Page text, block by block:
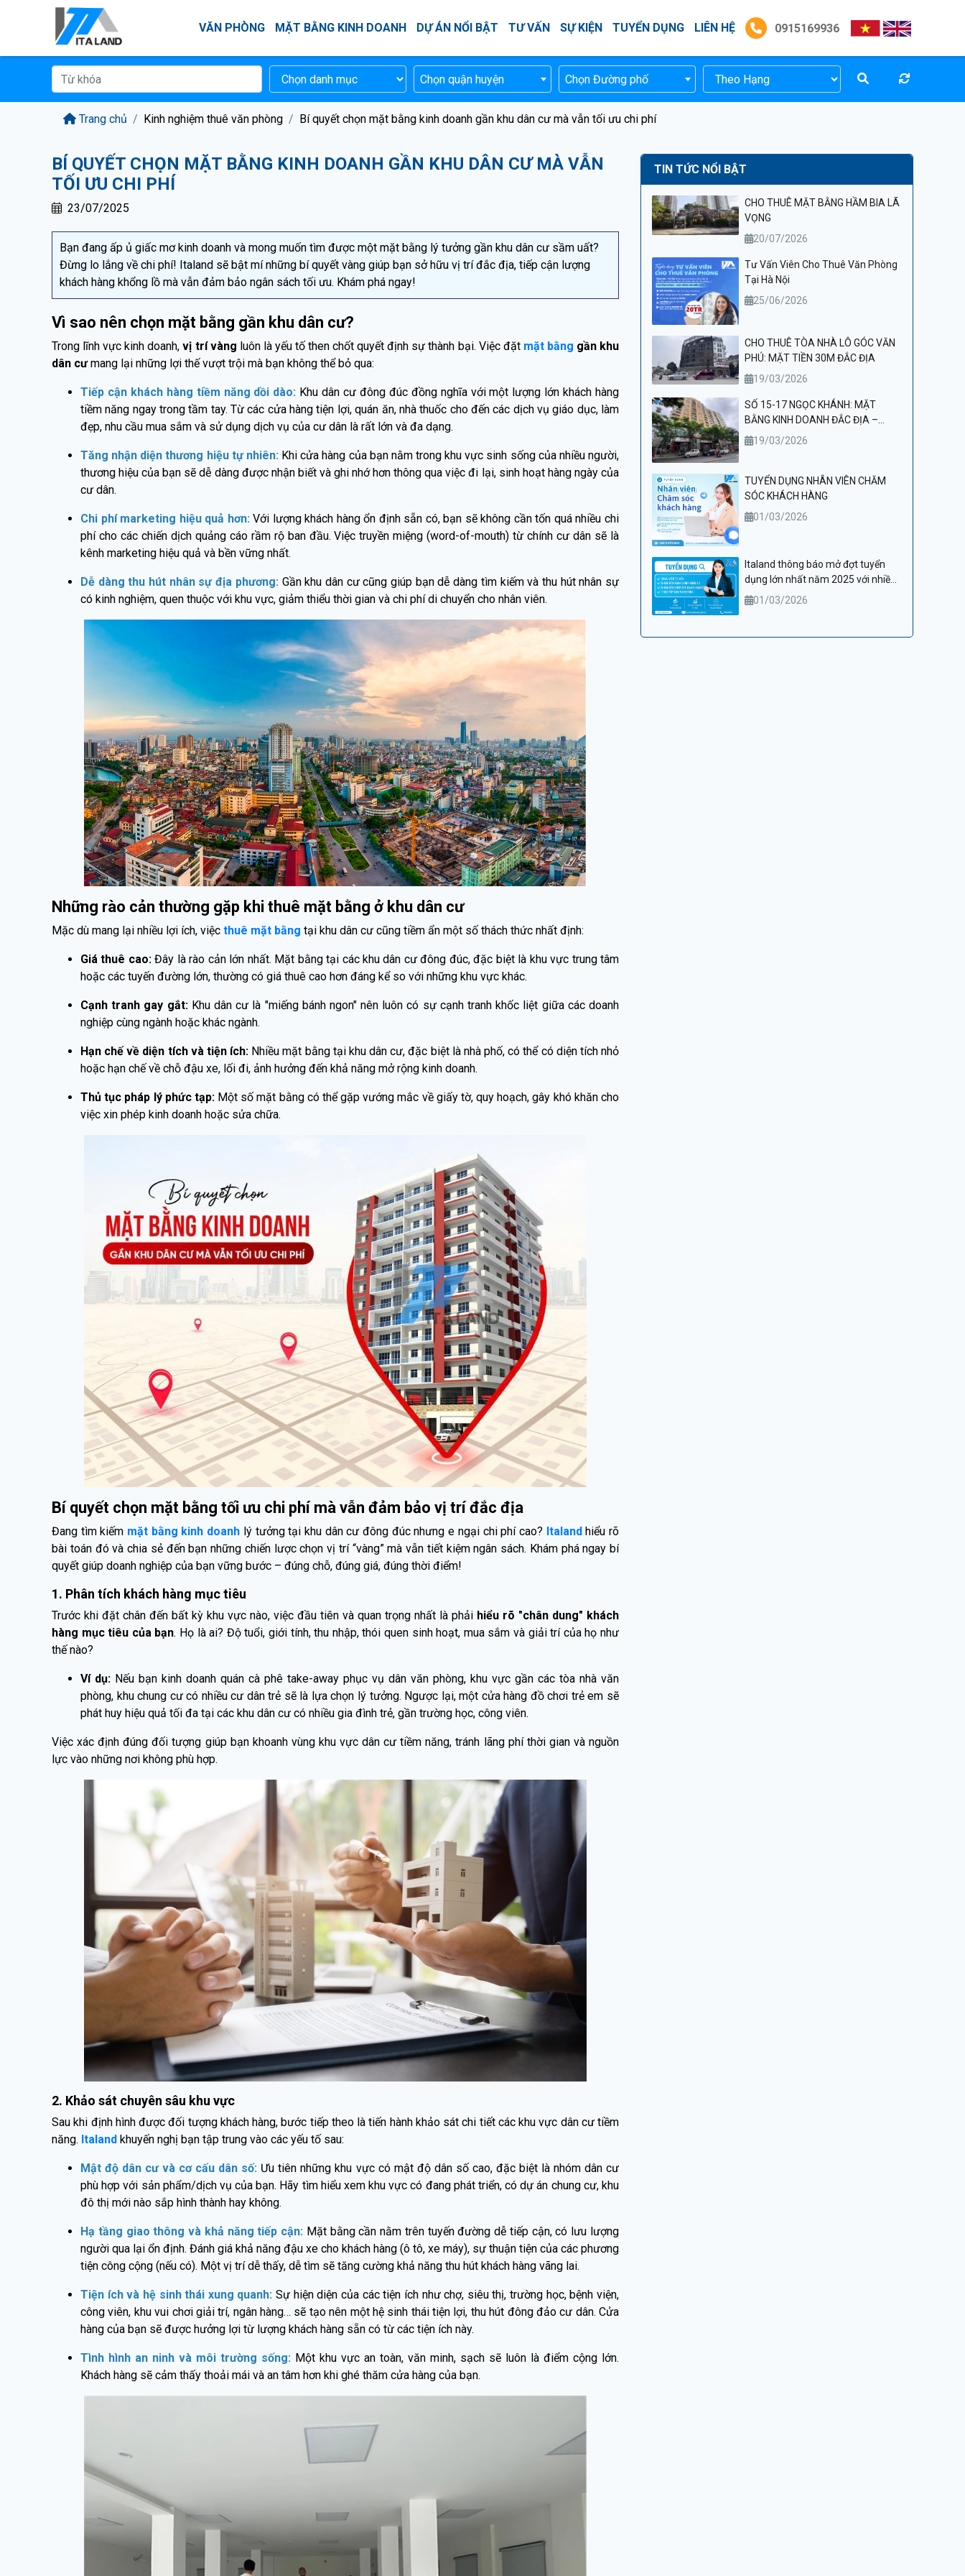
VĂN PHÒNG MẶT BẰNG KINH DOANH DỰ ÁN NỔI BẬT TƯ VẤN SỰ KIỆN TUYỂN DỤNG LIÊN HỆ 0915169936
Chọn quận huyện Chọn Đường phố
Trang chủ Kinh nghiệm thuê văn phòng Bí quyết chọn mặt bằng kinh doanh gần khu dân cư mà vẫn tối ưu chi phí
BÍ QUYẾT CHỌN MẶT BẰNG KINH DOANH GẦN KHU DÂN CƯ MÀ VẪN
TỐI ƯU CHI PHÍ
23/07/2025
Bạn đang ấp ủ giấc mơ kinh doanh và mong muốn tìm được một mặt bằng lý tưởng gần khu dân cư sầm uất?
Đừng lo lắng về chi phí! Italand sẽ bật mí những bí quyết vàng giúp bạn sở hữu vị trí đắc địa, tiếp cận lượng
khách hàng khổng lồ mà vẫn đảm bảo ngân sách tối ưu. Khám phá ngay!
Vì sao nên chọn mặt bằng gần khu dân cư?
Trong lĩnh vực kinh doanh,vị trí vàng luôn là yếu tố then chốt quyết định sự thành bại. Việc đặt mặt bằng gần khu
dân cưmang lại những lợi thế vượt trội mà bạn không thể bỏ qua:
Tiếp cận khách hàng tiềm năng dồi dào: Khu dân cư đông đúc đồng nghĩa với một lượng lớn khách hàng
tiềm năng ngay trong tầm tay. Từ các cửa hàng tiện lợi, quán ăn, nhà thuốc cho đến các dịch vụ giáo dục, làm
đẹp, nhu cầu mua sắm và sử dụng dịch vụ của cư dân là rất lớn và đa dạng.
Tăng nhận diện thương hiệu tự nhiên: Khi cửa hàng của bạn nằm trong khu vực sinh sống của nhiều người,
thương hiệu của bạn sẽ dễ dàng được nhận biết và ghi nhớ hơn thông qua việc đi lại, sinh hoạt hàng ngày của
cư dân.
Chi phí marketing hiệu quả hơn:Với lượng khách hàng ổn định sẵn có, bạn sẽ không cần tốn quá nhiều chi
phí cho các chiến dịch quảng cáo rầm rộ ban đầu. Việc truyền miệng (word-of-mouth) từ chính cư dân sẽ là
kênh marketing hiệu quả và bền vững nhất.
Dễ dàng thu hút nhân sự địa phương: Gần khu dân cư cũng giúp bạn dễ dàng tìm kiếm và thu hút nhân sự
có kinh nghiệm, quen thuộc với khu vực, giảm thiểu thời gian và chi phí di chuyển cho nhân viên.
Những rào cản thường gặp khi thuê mặt bằng ở khu dân cư
Mặc dù mang lại nhiều lợi ích, việc thuê mặt bằng tại khu dân cư cũng tiềm ẩn một số thách thức nhất định:
Giá thuê cao:Đây là rào cản lớn nhất. Mặt bằng tại các khu dân cư đông đúc, đặc biệt là khu vực trung tâm
hoặc các tuyến đường lớn, thường có giá thuê cao hơn đáng kể so với những khu vực khác.
Cạnh tranh gay gắt:Khu dân cư là "miếng bánh ngon" nên luôn có sự cạnh tranh khốc liệt giữa các doanh
nghiệp cùng ngành hoặc khác ngành.
Hạn chế về diện tích và tiện ích: Nhiều mặt bằng tại khu dân cư, đặc biệt là nhà phố, có thể có diện tích nhỏ
hoặc hạn chế về chỗ đậu xe, lối đi, ảnh hưởng đến khả năng mở rộng kinh doanh.
Thủ tục pháp lý phức tạp:Một số mặt bằng có thể gặp vướng mắc về giấy tờ, quy hoạch, gây khó khăn cho
việc xin phép kinh doanh hoặc sửa chữa.
Bí quyết chọn mặt bằng tối ưu chi phí mà vẫn đảm bảo vị trí đắc địa
Đang tìm kiếm mặt bằng kinh doanh lý tưởng tại khu dân cư đông đúc nhưng e ngại chi phí cao? Italandhiểu rõ
bài toán đó và chia sẻ đến bạn những chiến lược chọn vị trí “vàng” mà vẫn tiết kiệm ngân sách. Khám phá ngay bí
quyết giúp doanh nghiệp của bạn vững bước – đúng chỗ, đúng giá, đúng thời điểm!
1. Phân tích khách hàng mục tiêu
Trước khi đặt chân đến bất kỳ khu vực nào, việc đầu tiên và quan trọng nhất là phải hiểu rõ "chân dung" khách
hàng mục tiêu của bạn. Họ là ai? Độ tuổi, giới tính, thu nhập, thói quen sinh hoạt, mua sắm và giải trí của họ như
thế nào?
Ví dụ: Nếu bạn kinh doanh quán cà phê take-away phục vụ dân văn phòng, khu vực gần các tòa nhà văn
phòng, khu chung cư có nhiều cư dân trẻ sẽ là lựa chọn lý tưởng. Ngược lại, một cửa hàng đồ chơi trẻ em sẽ
phát huy hiệu quả tối đa tại các khu dân cư có nhiều gia đình trẻ, gần trường học, công viên.
Việc xác định đúng đối tượng giúp bạn khoanh vùng khu vực dân cư tiềm năng, tránh lãng phí thời gian và nguồn
lực vào những nơi không phù hợp.
2. Khảo sát chuyên sâu khu vực
Sau khi định hình được đối tượng khách hàng, bước tiếp theo là tiến hành khảo sát chi tiết các khu vực dân cư tiềm
năng. Italand khuyến nghị bạn tập trung vào các yếu tố sau:
Mật độ dân cư và cơ cấu dân số: Ưu tiên những khu vực có mật độ dân số cao, đặc biệt là nhóm dân cư
phù hợp với sản phẩm/dịch vụ của bạn. Hãy tìm hiểu xem khu vực có đang phát triển, có dự án chung cư, khu
đô thị mới nào sắp hình thành hay không.
Hạ tầng giao thông và khả năng tiếp cận: Mặt bằng cần nằm trên tuyến đường dễ tiếp cận, có lưu lượng
người qua lại ổn định. Đánh giá khả năng đậu xe cho khách hàng (ô tô, xe máy), sự thuận tiện của các phương
tiện công cộng (nếu có). Một vị trí dễ thấy, dễ tìm sẽ tăng cường khả năng thu hút khách hàng vãng lai.
Tiện ích và hệ sinh thái xung quanh: Sự hiện diện của các tiện ích như chợ, siêu thị, trường học, bệnh viện,
công viên, khu vui chơi giải trí, ngân hàng… sẽ tạo nên một hệ sinh thái tiện lợi, thu hút đông đảo cư dân. Cửa
hàng của bạn sẽ được hưởng lợi từ lượng khách hàng sẵn có từ các tiện ích này.
Tình hình an ninh và môi trường sống: Một khu vực an toàn, văn minh, sạch sẽ luôn là điểm cộng lớn.
Khách hàng sẽ cảm thấy thoải mái và an tâm hơn khi ghé thăm cửa hàng của bạn.
TIN TỨC NỔI BẬT
CHO THUÊ MẶT BẰNG HẦM BIA LÃ
VỌNG
20/07/2026
Tư Vấn Viên Cho Thuê Văn Phòng
Tại Hà Nội
25/06/2026
CHO THUÊ TÒA NHÀ LÔ GÓC VĂN
PHÚ: MẶT TIỀN 30M ĐẮC ĐỊA
19/03/2026
SỐ 15-17 NGỌC KHÁNH: MẶT
BẰNG KINH DOANH ĐẮC ĐỊA –
ĐIỂM ĐẾN LÝ TƯỞNG CHO PHÒNG
19/03/2026
TUYỂN DỤNG NHÂN VIÊN CHĂM
SÓC KHÁCH HÀNG
01/03/2026
Italand thông báo mở đợt tuyển
dụng lớn nhất năm 2025 với nhiều
cơ hội việc làm hấp dẫn
01/03/2026